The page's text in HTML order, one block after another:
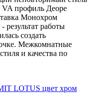
профиль Деоре
Монохром
результат работы
создать
Межкомнатные
и качества по